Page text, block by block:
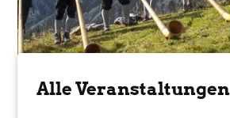
Alle Veranstaltungen